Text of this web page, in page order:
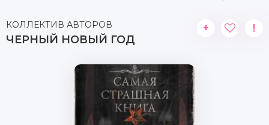
КОЛЛЕКТИВ АВТОРОВ
ЧЕРНЫЙ НОВЫЙ ГОД
+ !